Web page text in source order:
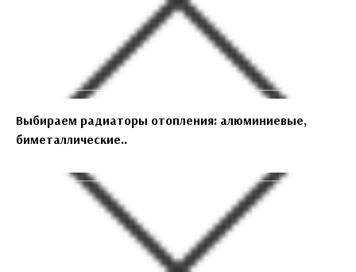
Выбираем радиаторы отопления: алюминиевые,
биметаллические..